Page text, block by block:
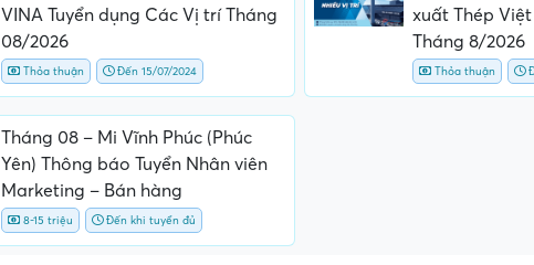
VINA Tuyển dụng Các Vị trí Tháng
08/2026
Thỏa thuận Đến 15/07/2024
xuất Thép
Tháng 8/2026
Thỏa thuận
Tháng 08 – Mi Vĩnh Phúc (Phúc
Yên) Thông báo Tuyển Nhân viên
Marketing – Bán hàng
8-15 triệu Đến khi tuyển đủ